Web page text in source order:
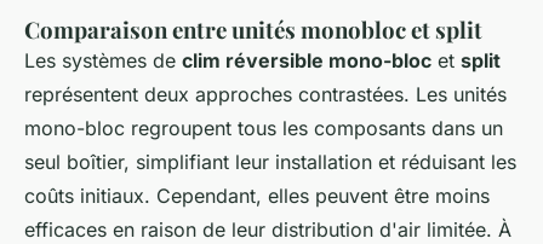
Comparaison entre unités monobloc et split
Les systèmes de clim réversible mono-bloc et split
représentent deux approches contrastées. Les unités
mono-bloc regroupent tous les composants dans un
seul boîtier, simplifiant leur installation et réduisant les
coûts initiaux. Cependant, elles peuvent être moins
efficaces en raison de leur distribution d'air limitée. À